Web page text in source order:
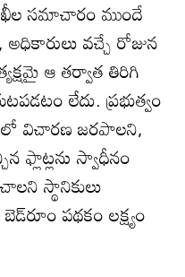
సమాచారం ముందే
వచ్చే రోజున
ఆ తర్వాత తిరిగి
లేదు. ప్రభుత్వం
విచారణ జరపాలని,
ఫ్లాట్లను స్వాధీనం
స్థానికులు
పథకం లక్ష్యం